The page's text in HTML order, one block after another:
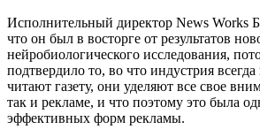
Исполнительный директор News Works
что он был в восторге от результатов
нейробиологического исследования,
подтвердило то, во что индустрия
читают газету, они уделяют все свое
так и рекламе, и что поэтому это была
эффективных форм рекламы.